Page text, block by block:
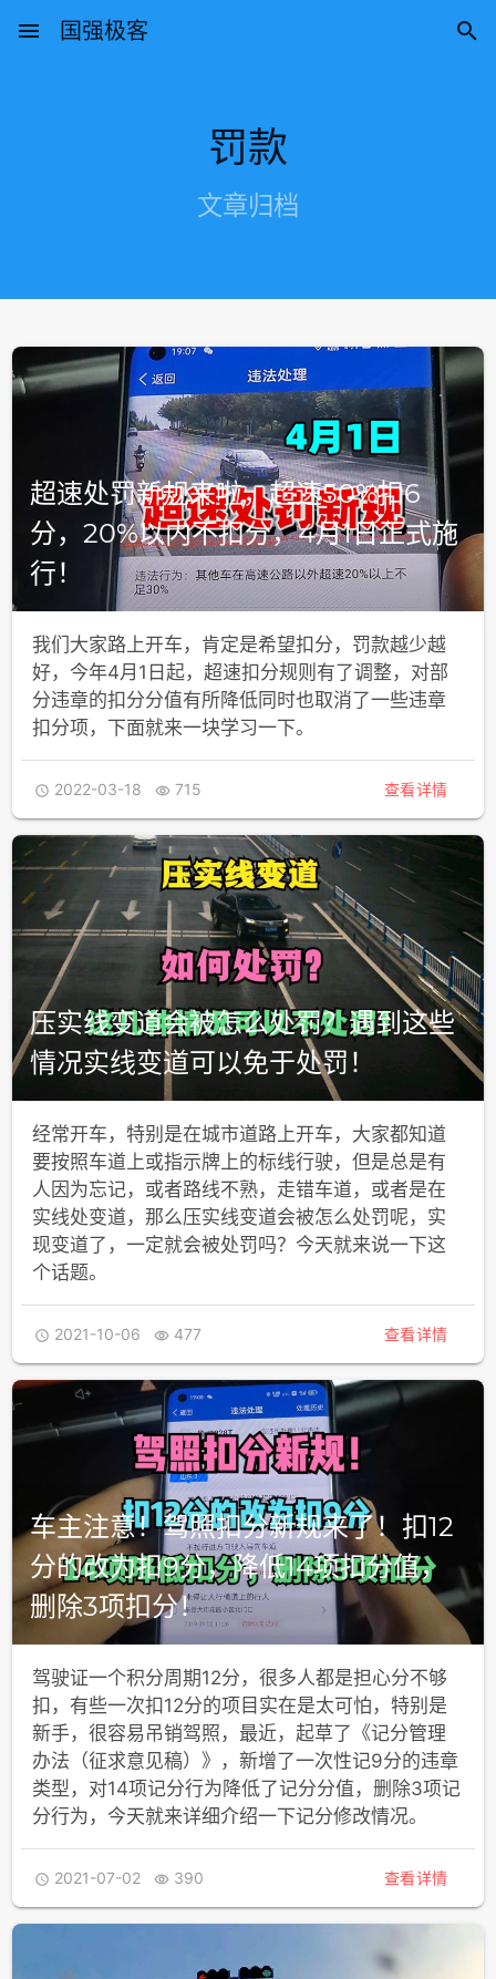
menu 国强极客 
罚款
文章归档
超速处罚新规来啦，超速50%扣6
分，20%以内不扣分，4月1日正式施
行！
我们大家路上开车，肯定是希望扣分，罚款越少越
好，今年4月1日起，超速扣分规则有了调整，对部
分违章的扣分分值有所降低同时也取消了一些违章
扣分项，下面就来一块学习一下。
 2022-03-18  715 查看详情
压实线变道会被怎么处罚？遇到这些
情况实线变道可以免于处罚！
经常开车，特别是在城市道路上开车，大家都知道
要按照车道上或指示牌上的标线行驶，但是总是有
人因为忘记，或者路线不熟，走错车道，或者是在
实线处变道，那么压实线变道会被怎么处罚呢，实
现变道了，一定就会被处罚吗？今天就来说一下这
个话题。
 2021-10-06  477 查看详情
车主注意！驾照扣分新规来了！扣12
分的改为扣9分，降低14项扣分值，
删除3项扣分！
驾驶证一个积分周期12分，很多人都是担心分不够
扣，有些一次扣12分的项目实在是太可怕，特别是
新手，很容易吊销驾照，最近，起草了《记分管理
办法（征求意见稿）》，新增了一次性记9分的违章
类型，对14项记分行为降低了记分分值，删除3项记
分行为，今天就来详细介绍一下记分修改情况。
 2021-07-02  390 查看详情